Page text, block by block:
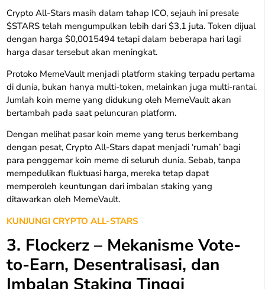
Crypto All-Stars masih dalam tahap ICO, sejauh ini presale
$STARS telah mengumpulkan lebih dari $3,1 juta. Token dijual
dengan harga $0,0015494 tetapi dalam beberapa hari lagi
harga dasar tersebut akan meningkat.
Protoko MemeVault menjadi platform staking terpadu pertama
di dunia, bukan hanya multi-token, melainkan juga multi-rantai.
Jumlah koin meme yang didukung oleh MemeVault akan
bertambah pada saat peluncuran platform.
Dengan melihat pasar koin meme yang terus berkembang
dengan pesat, Crypto All-Stars dapat menjadi ‘rumah’ bagi
para penggemar koin meme di seluruh dunia. Sebab, tanpa
mempedulikan fluktuasi harga, mereka tetap dapat
memperoleh keuntungan dari imbalan staking yang
ditawarkan oleh MemeVault.
KUNJUNGI CRYPTO ALL-STARS
3. Flockerz – Mekanisme Vote-
to-Earn, Desentralisasi, dan
Imbalan Staking Tinggi